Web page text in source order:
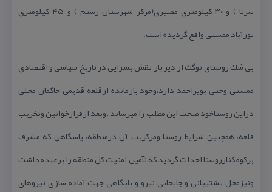
سرنا ) و ۳۰ كیلومتری مصیری(مركز شهرستان رستم ) و ۴۵ كیلومتری
نورآباد ممسنی واقع گردیده است.
بی شك روستای نوگك از دیر باز نقش بسزایی در تاریخ سیاسی و اقتصادی
ممسنی وحتی بویراحمد دارد،وجود بازمانده ازقلعه قدیمی حاكمان محلی
دراین روستاخود صحت این مطلب را میرساند .وبعد ازفرارخوانین وتخریب
قلعه، همچنین شرایط روستا ومركزیت آن درمنطقه، پاسگاهی كه مشرف
بركوه كنارروستا احداث گردید كه تآمین امنیت كل منطقه را برعهده داشت
ونیزمحل پشتیبانی و جابجایی نیرو و پایگاهی جهت آماده سازی نیروهای